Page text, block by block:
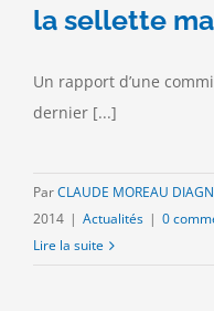
la sellette
Un rapport d’une
dernier [...]
ParCLAUDE MOREAU
2014 | Actualités | 0
Lire la suite